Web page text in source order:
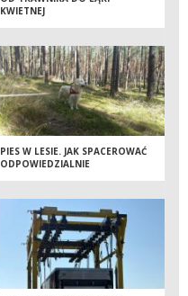
KWIETNEJ
PIES W LESIE. JAK SPACEROWAĆ
ODPOWIEDZIALNIE